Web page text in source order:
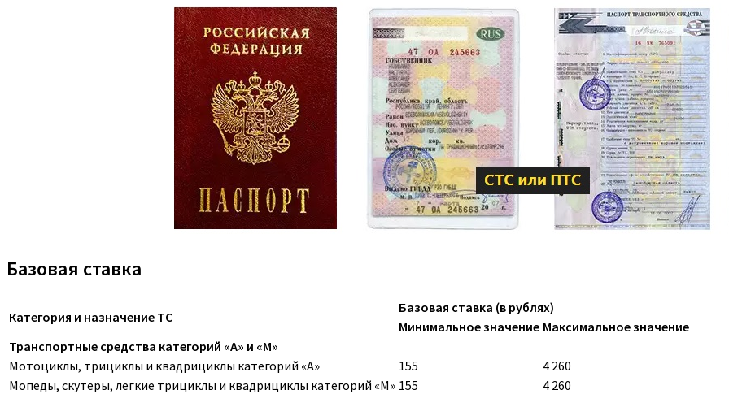
Базовая ставка
Категория и назначение ТС
Базовая ставка (в рублях)
Минимальное значение Максимальное значение
Транспортные средства категорий «A» и «M»
Мотоциклы, трициклы и квадрициклы категорий «A»
155
4 260
Мопеды, скутеры, легкие трициклы и квадрициклы категорий «M» 155 4 260